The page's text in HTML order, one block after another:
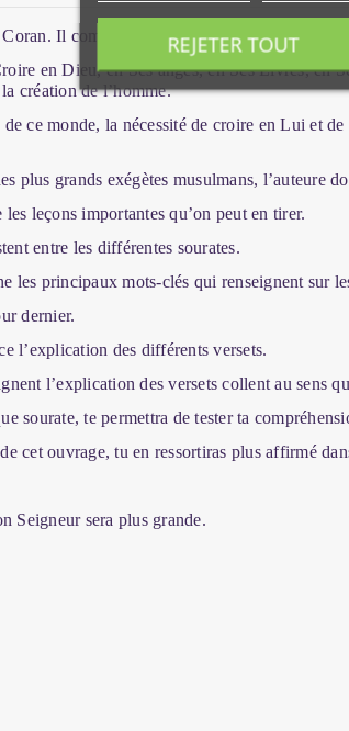
Il compte 37 sourates qui sont pour la
en Dieu, en Ses anges, en Ses Livres, en
création de l’homme.
ce monde, la nécessité de croire en Lui et
plus grands exégètes musulmans, l’auteure
leçons importantes qu’on peut en tirer.
entre les différentes sourates.
les principaux mots-clés qui renseignent sur
dernier.
l’explication des différents versets.
l’explication des versets collent au sens
sourate, te permettra de tester ta
cet ouvrage, tu en ressortiras plus affirmé
Seigneur sera plus grande.
REJETER TOUT